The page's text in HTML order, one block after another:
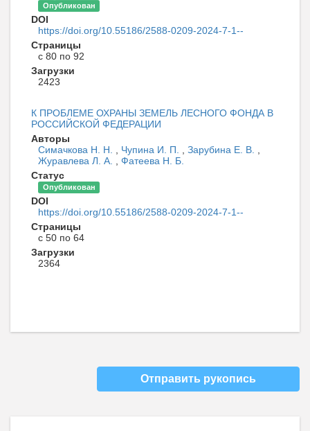
Опубликован
DOI
https://doi.org/10.55186/2588-0209-2024-7-1--
Страницы
с 80 по 92
Загрузки
2423
К ПРОБЛЕМЕ ОХРАНЫ ЗЕМЕЛЬ ЛЕСНОГО ФОНДА В
РОССИЙСКОЙ ФЕДЕРАЦИИ
Авторы
Симачкова Н. Н.
Чупина И. П. Зарубина Е. В.
Журавлева Л. А.
Фатеева Н. Б.
Статус
Опубликован
DOI
https://doi.org/10.55186/2588-0209-2024-7-1--
Страницы
с 50 по 64
Загрузки
2364
Отправить рукопись